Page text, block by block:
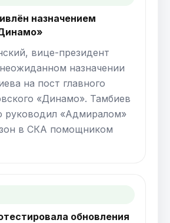
назначением
вице-президент
назначении
на пост главного
«Динамо». Тамбиев
руководил «Адмиралом»
в СКА помощником
обновления